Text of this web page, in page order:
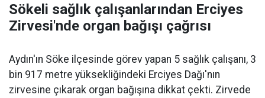
Sökeli sağlık çalışanlarından Erciyes
Zirvesi'nde organ bağışı çağrısı
Aydın'ın Söke ilçesinde görev yapan 5 sağlık çalışanı, 3
bin 917 metre yüksekliğindeki Erciyes Dağı'nın
zirvesine çıkarak organ bağışına dikkat çekti. Zirvede